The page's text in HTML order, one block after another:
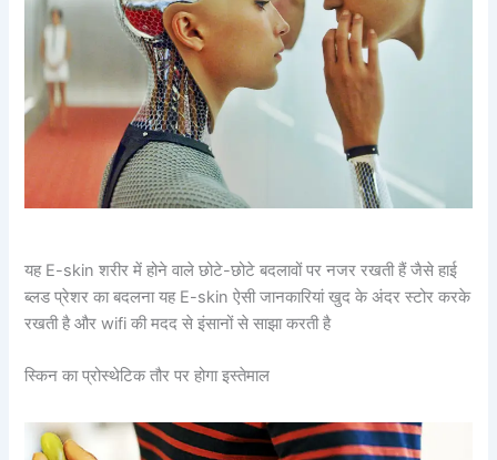
यह E-skin शरीर में होने वाले छोटे-छोटे बदलावों पर नजर रखती हैं जैसे हाई
ब्लड प्रेशर का बदलना यह E-skin ऐसी जानकारियां खुद के अंदर स्टोर करके
रखती है और wifi की मदद से इंसानों से साझा करती है
स्किन का प्रोस्थेटिक तौर पर होगा इस्तेमाल